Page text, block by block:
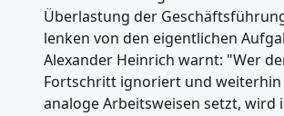
Überlastung der
lenken von den eigentlichen
Alexander Heinrich warnt: "Wer
Fortschritt ignoriert und
analoge Arbeitsweisen setzt, wird